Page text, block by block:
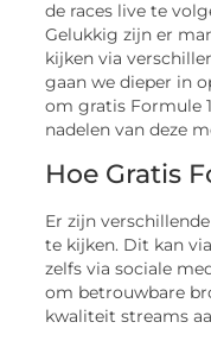
de races live te
Gelukkig zijn er
kijken via
gaan we dieper in
om gratis Formule
nadelen van deze
Hoe Gratis
Er zijn
te kijken. Dit kan
zelfs via sociale
om betrouwbare
kwaliteit streams